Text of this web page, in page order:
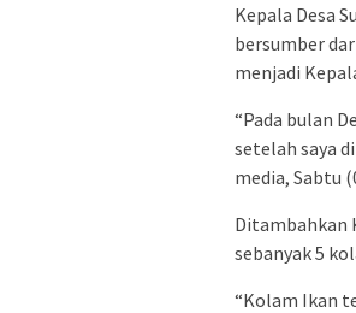
Kepala Desa
bersumber
menjadi
“Pada bulan
setelah saya
media, Sabtu
Ditambahkan
sebanyak 5
“Kolam Ikan